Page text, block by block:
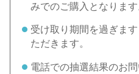
みでのご購入となります
受け取り期間を過ぎま
ただきます。
電話での抽選結果のお